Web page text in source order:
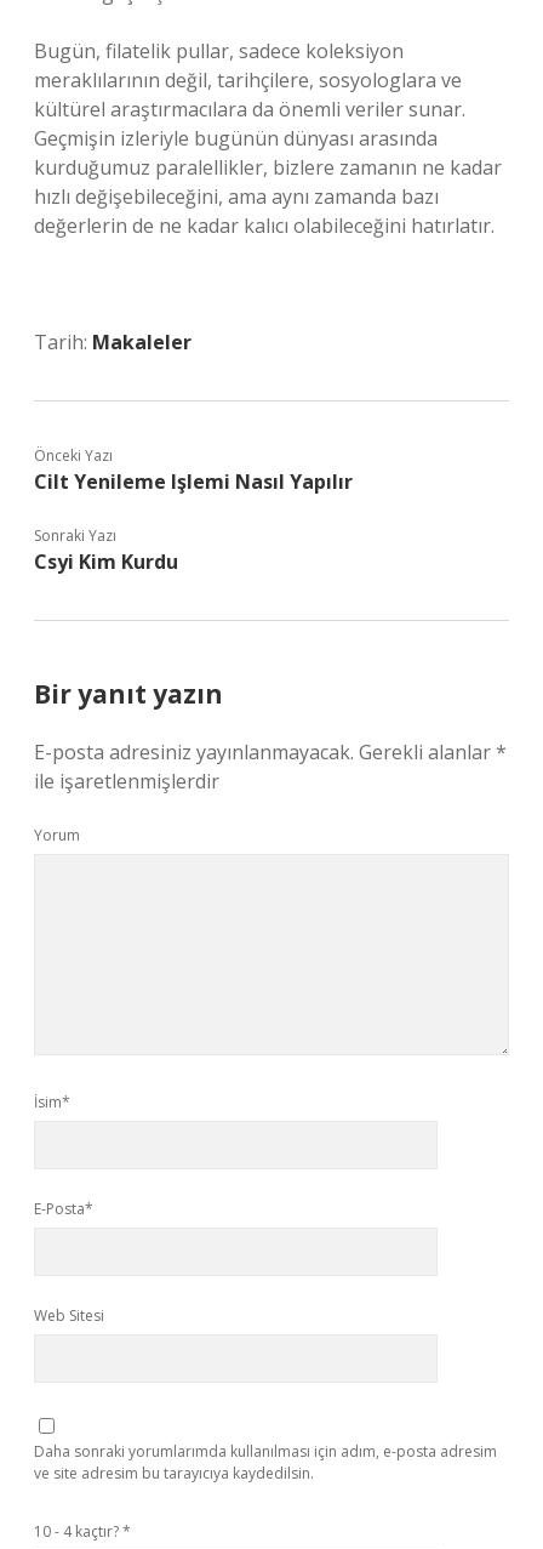
Bugün, filatelik pullar, sadece koleksiyon
meraklılarının değil, tarihçilere, sosyologlara ve
kültürel araştırmacılara da önemli veriler sunar.
Geçmişin izleriyle bugünün dünyası arasında
kurduğumuz paralellikler, bizlere zamanın ne kadar
hızlı değişebileceğini, ama aynı zamanda bazı
değerlerin de ne kadar kalıcı olabileceğini hatırlatır.
Tarih: Makaleler
Önceki Yazı
Cilt Yenileme Işlemi Nasıl Yapılır
Sonraki Yazı
Csyi Kim Kurdu
Bir yanıt yazın
E-posta adresiniz yayınlanmayacak. Gerekli alanlar*
ile işaretlenmişlerdir
Yorum
İsim*
E-Posta*
Web Sitesi
Daha sonraki yorumlarımda kullanılması için adım, e-posta adresim
ve site adresim bu tarayıcıya kaydedilsin.
10 - 4 kaçtır?*